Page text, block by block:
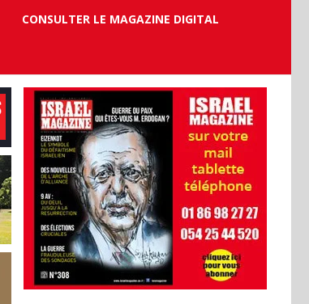
CONSULTER LE MAGAZINE DIGITAL